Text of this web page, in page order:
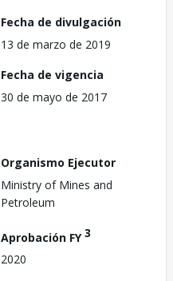
Fecha de divulgación
13 de marzo de 2019
Fecha de vigencia
30 de mayo de 2017
Organismo Ejecutor
Ministry of Mines and
Petroleum
Aprobación FY3
2020